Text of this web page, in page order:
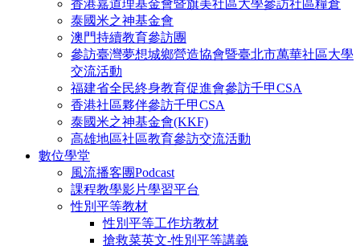
香港嘉道理基金會暨旗美社區大學參訪社區糧倉
泰國米之神基金會
澳門持續教育參訪團
參訪臺灣夢想城鄉營造協會暨臺北市萬華社區大學
交流活動
福建省全民終身教育促進會參訪千甲CSA
香港社區夥伴參訪千甲CSA
泰國米之神基金會(KKF)
高雄地區社區教育參訪交流活動
數位學堂
風流播客團Podcast
課程教學影片學習平台
性別平等教材
性別平等工作坊教材
搶救菜英文-性別平等講義